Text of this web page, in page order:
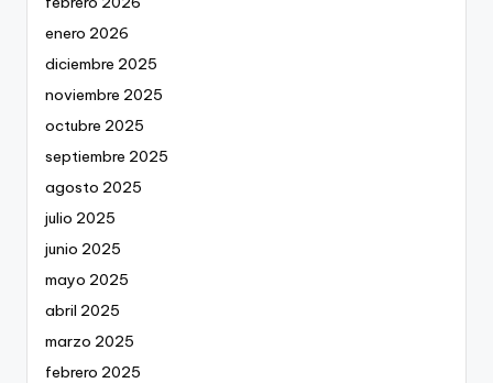
enero 2026
diciembre 2025
noviembre 2025
octubre 2025
septiembre 2025
agosto 2025
julio 2025
junio 2025
mayo 2025
abril 2025
marzo 2025
febrero 2025